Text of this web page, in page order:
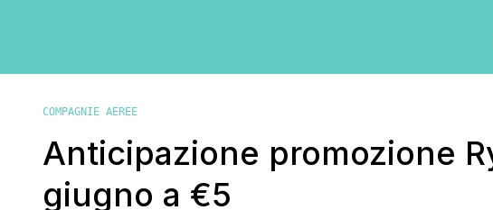
COMPAGNIE AEREE
Anticipazione promozione
giugno a €5